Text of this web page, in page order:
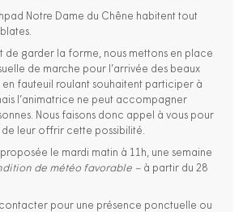
Notre Dame du Chêne habitent tout
de garder la forme, nous mettons en place
de marche pour l’arrivée des beaux
en fauteuil roulant souhaitent participer à
l’animatrice ne peut accompagner
Nous faisons donc appel à vous pour
de leur offrir cette possibilité.
le mardi matin à 11h, une semaine
de météo favorable – à partir du 28
pour une présence ponctuelle ou